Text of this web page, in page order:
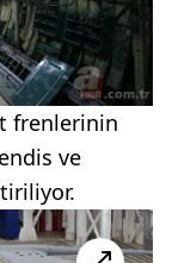
frenlerinin
ve